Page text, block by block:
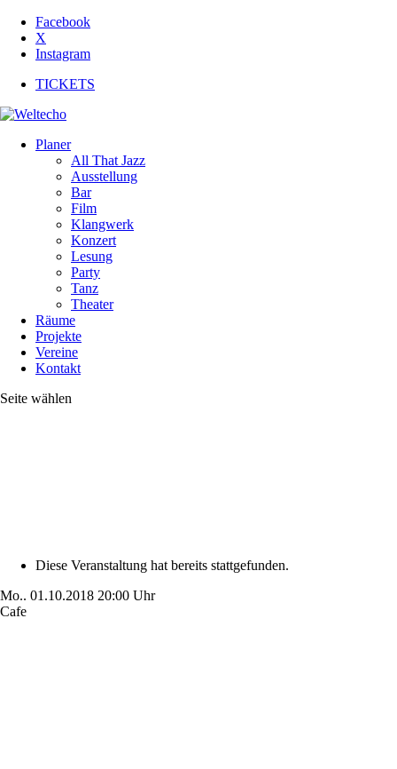
Facebook
X
Instagram
TICKETS
Planer
All That Jazz
Ausstellung
Bar
Film
Klangwerk
Konzert
Lesung
Party
Tanz
Theater
Räume
Projekte
Vereine
Kontakt
Seite wählen
Diese Veranstaltung hat bereits stattgefunden.
Mo.. 01.10.2018 20:00 Uhr
Cafe